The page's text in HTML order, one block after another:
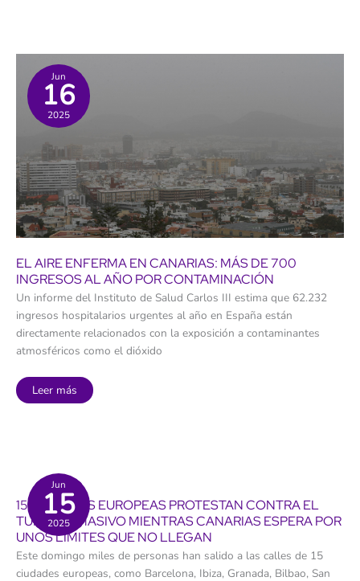
un
modelo
comunidad
energética
sostenible
través
del
europeo
SAtComm
Jun
16
2025
EL AIRE ENFERMA EN CANARIAS: MÁS DE 700
INGRESOS AL AÑO POR CONTAMINACIÓN
Un informe del Instituto de Salud Carlos III estima que 62.232
ingresos hospitalarios urgentes al año en España están
directamente relacionados con la exposición a contaminantes
atmosféricos como el dióxido
El
ingresos
al
año
por
contaminación
Leer más
Jun
15
2025
15 CIUDADES EUROPEAS PROTESTAN CONTRA EL
TURISMO MASIVO MIENTRAS CANARIAS ESPERA POR
UNOS LÍMITES QUE NO LLEGAN
Este domingo miles de personas han salido a las calles de 15
ciudades europeas, como Barcelona, Ibiza, Granada, Bilbao, San